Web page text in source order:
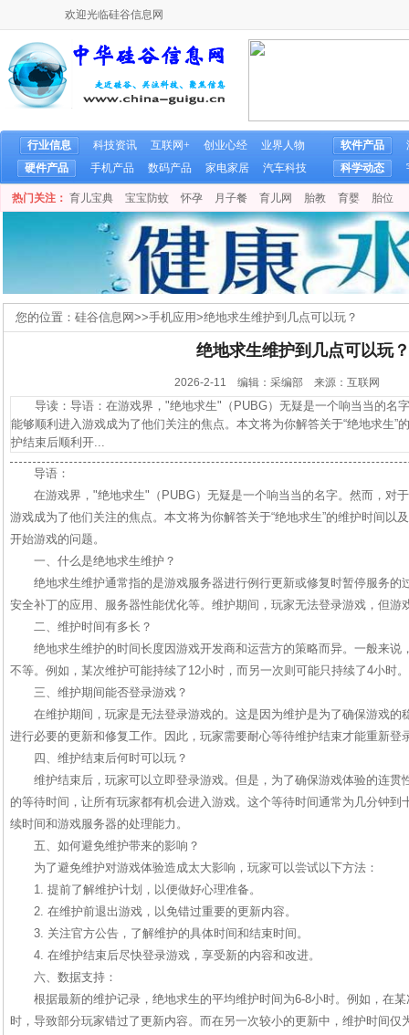
欢迎光临硅谷信息网
行业信息 科技资讯 互联网+ 创业心经
业界人物
硬件产品
手机产品 数码产品 家电家居 汽车科技
软件产品
科学动态
热门关注： 育儿宝典 宝宝防蚊 怀孕 月子餐 育儿网 胎教 育婴 胎位
您的位置： 硅谷信息网>>手机应用>绝地求生维护到几点可以玩？
绝地求生维护到几点可以玩？
2026-2-11 编辑：采编部 来源：互联网
导读：导语：在游戏界，"绝地求生"（PUBG）无疑是一个响当当的名
能够顺利进入游戏成为了他们关注的焦点。本文将为你解答关于“绝地求生”
护结束后顺利开...
导语：
在游戏界，"绝地求生"（PUBG）无疑是一个响当当的名字。然而，对
游戏成为了他们关注的焦点。本文将为你解答关于“绝地求生”的维护时间以
开始游戏的问题。
一、什么是绝地求生维护？
绝地求生维护通常指的是游戏服务器进行例行更新或修复时暂停服务的
安全补丁的应用、服务器性能优化等。维护期间，玩家无法登录游戏，但游
二、维护时间有多长？
绝地求生维护的时间长度因游戏开发商和运营方的策略而异。一般来说
不等。例如，某次维护可能持续了12小时，而另一次则可能只持续了4小时。
三、维护期间能否登录游戏？
在维护期间，玩家是无法登录游戏的。这是因为维护是为了确保游戏的
进行必要的更新和修复工作。因此，玩家需要耐心等待维护结束才能重新登
四、维护结束后何时可以玩？
维护结束后，玩家可以立即登录游戏。但是，为了确保游戏体验的连贯
的等待时间，让所有玩家都有机会进入游戏。这个等待时间通常为几分钟到
续时间和游戏服务器的处理能力。
五、如何避免维护带来的影响？
为了避免维护对游戏体验造成太大影响，玩家可以尝试以下方法：
1. 提前了解维护计划，以便做好心理准备。
2. 在维护前退出游戏，以免错过重要的更新内容。
3. 关注官方公告，了解维护的具体时间和结束时间。
4. 在维护结束后尽快登录游戏，享受新的内容和改进。
六、数据支持：
根据最新的维护记录，绝地求生的平均维护时间为6-8小时。例如，在
时，导致部分玩家错过了更新内容。而在另一次较小的更新中，维护时间仅